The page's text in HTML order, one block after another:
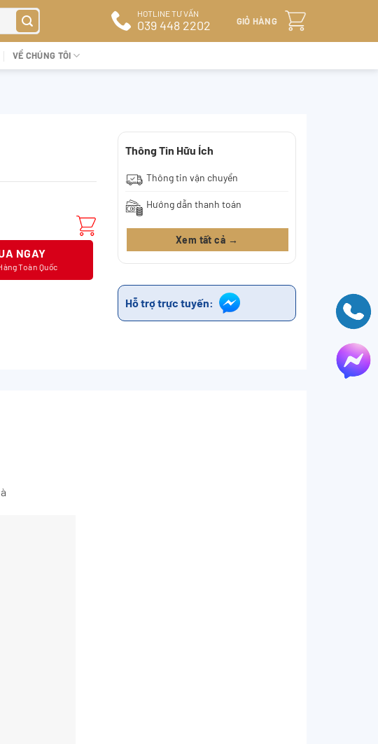
HOTLINE TƯ VẤN
039 448 2202 GIỎ HÀNG
VỀ CHÚNG TÔI
NGAY
Toàn Quốc
Thông Tin Hữu Ích
Thông tin vận chuyển
Hướng dẫn thanh toán
Xem tất cả →
Hỗ trợ trực tuyến: